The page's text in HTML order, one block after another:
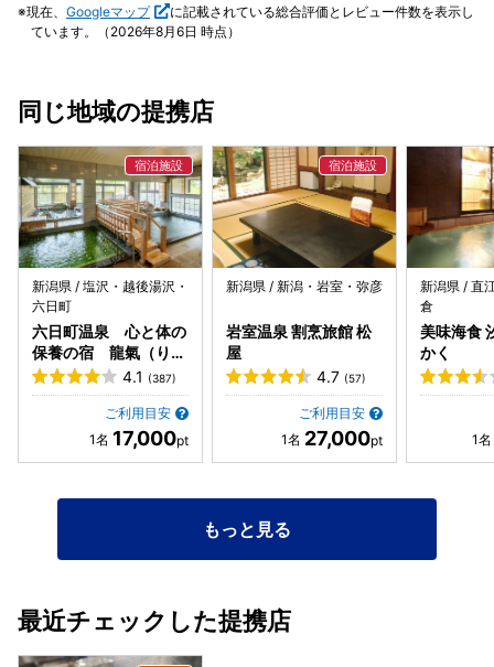
現在、 Googleマップ
に記載されている総合評価とレビュー件数を表示し
ています。（2026年8月6日 時点）
同じ地域の提携店
新潟県 / 塩沢・越後湯沢・
六日町
六日町温泉 心と体の
保養の宿 龍氣（りゅ
うき）
4.1 (387)
ご利用目安
17,000
新潟県 / 新潟・岩室・弥彦
岩室温泉 割烹旅館 松
屋
4.7 (57)
ご利用目安
27,000
新潟県 / 直
倉
美味海食
かく
もっと見る
最近チェックした提携店